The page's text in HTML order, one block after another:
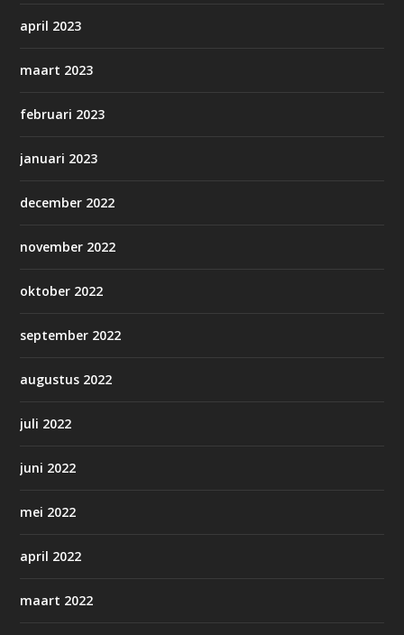
april 2023
maart 2023
februari 2023
januari 2023
december 2022
november 2022
oktober 2022
september 2022
augustus 2022
juli 2022
juni 2022
mei 2022
april 2022
maart 2022